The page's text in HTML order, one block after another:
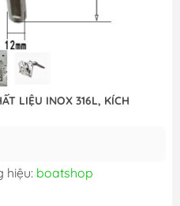
LIỆU INOX 316L, KÍCH
hiệu: boatshop